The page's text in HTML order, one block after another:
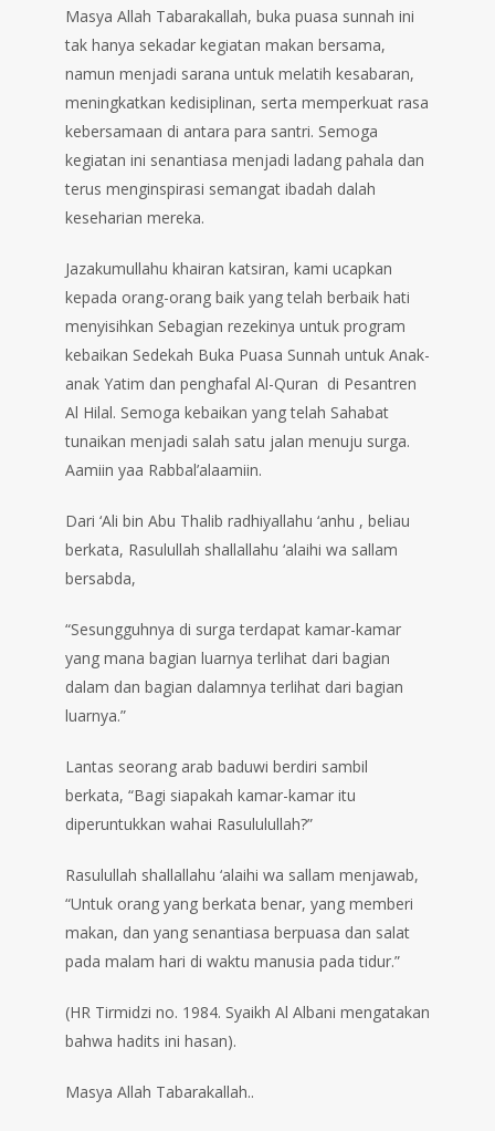
Masya Allah Tabarakallah, buka puasa sunnah ini
tak hanya sekadar kegiatan makan bersama,
namun menjadi sarana untuk melatih kesabaran,
meningkatkan kedisiplinan, serta memperkuat rasa
kebersamaan di antara para santri. Semoga
kegiatan ini senantiasa menjadi ladang pahala dan
terus menginspirasi semangat ibadah dalah
keseharian mereka.
Jazakumullahu khairan katsiran, kami ucapkan
kepada orang-orang baik yang telah berbaik hati
menyisihkan Sebagian rezekinya untuk program
kebaikan Sedekah Buka Puasa Sunnah untuk Anak-
anak Yatim dan penghafal Al-Quran di Pesantren
Al Hilal. Semoga kebaikan yang telah Sahabat
tunaikan menjadi salah satu jalan menuju surga.
Aamiin yaa Rabbal’alaamiin.
Dari ‘Ali bin Abu Thalib radhiyallahu ‘anhu , beliau
berkata, Rasulullah shallallahu ‘alaihi wa sallam
bersabda,
“Sesungguhnya di surga terdapat kamar-kamar
yang mana bagian luarnya terlihat dari bagian
dalam dan bagian dalamnya terlihat dari bagian
luarnya.”
Lantas seorang arab baduwi berdiri sambil
berkata, “Bagi siapakah kamar-kamar itu
diperuntukkan wahai Rasululullah?”
Rasulullah shallallahu ‘alaihi wa sallam menjawab,
“Untuk orang yang berkata benar, yang memberi
makan, dan yang senantiasa berpuasa dan salat
pada malam hari di waktu manusia pada tidur.”
(HR Tirmidzi no. 1984. Syaikh Al Albani mengatakan
bahwa hadits ini hasan).
Masya Allah Tabarakallah..